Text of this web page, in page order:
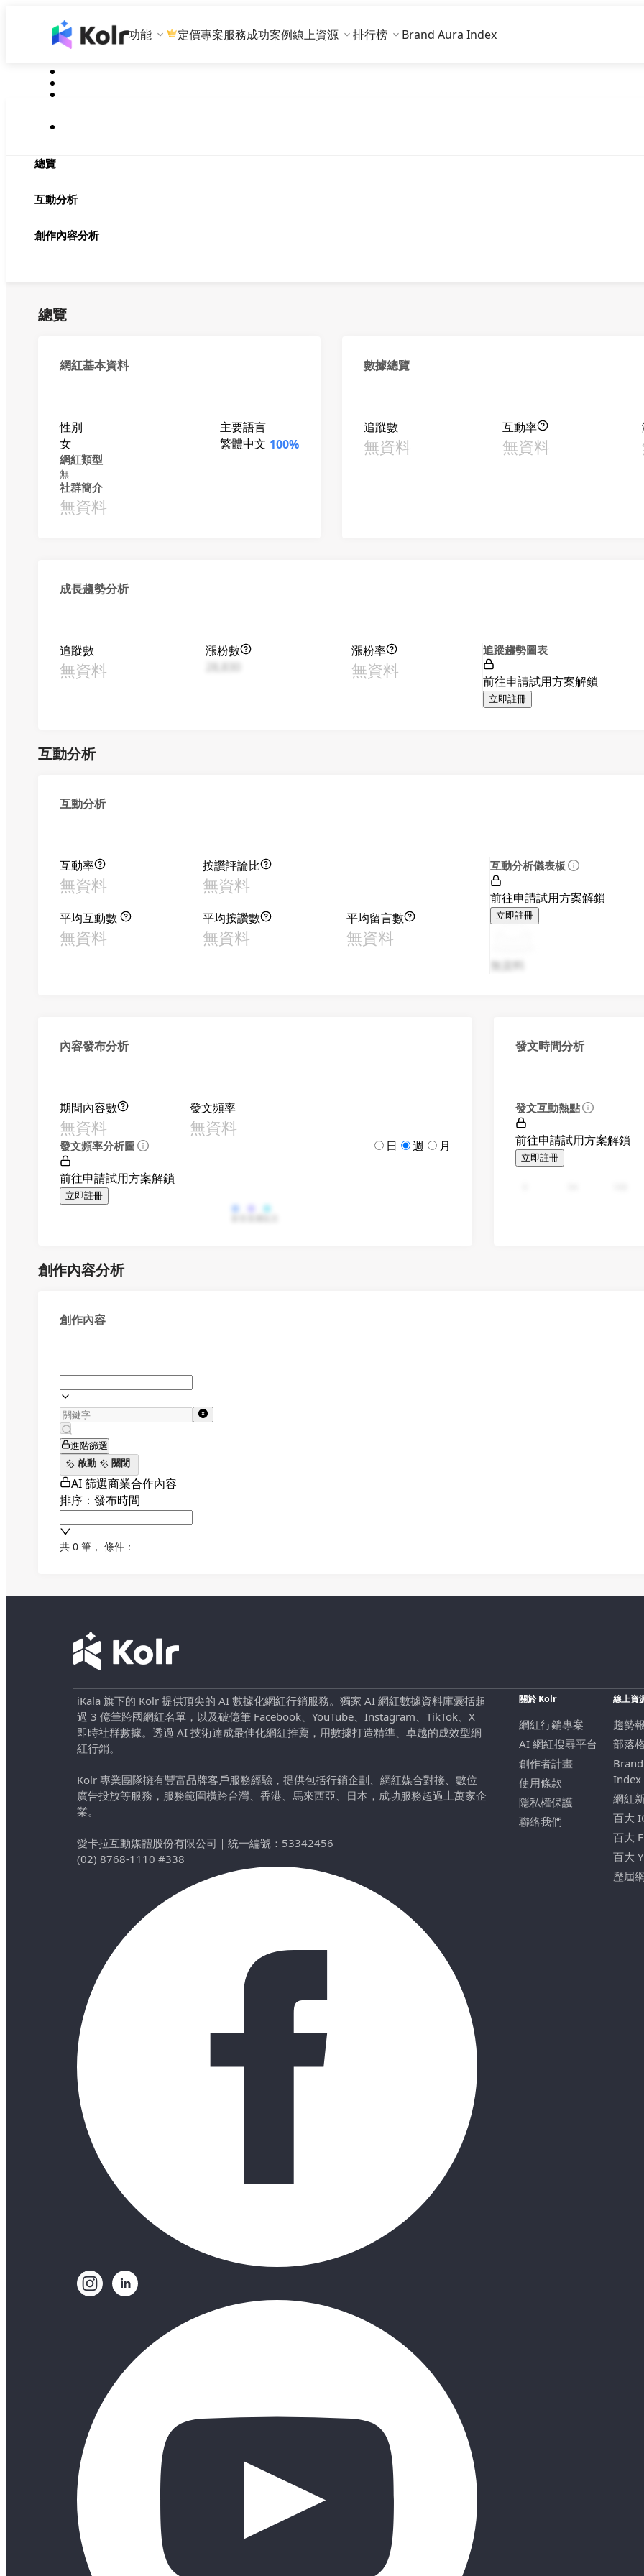
功能 定價專案服務成功案例線上資源 排行榜 Brand Aura Index
總覽
互動分析
創作內容分析
總覽
網紅基本資料
性別
女
主要語言
繁體中文 100%
網紅類型
無
社群簡介
無資料
數據總覽
追蹤數
無資料
互動率
無資料
成長趨勢分析
追蹤數
無資料
漲粉數
漲粉率
無資料
追蹤趨勢圖表
前往申請試用方案解鎖
立即註冊
互動分析
互動分析
互動率
無資料
按讚評論比
無資料
平均互動數
無資料
平均按讚數
無資料
平均留言數
無資料
互動分析儀表板
前往申請試用方案解鎖
立即註冊
無資料
內容發布分析
期間內容數
無資料
發文頻率
無資料
發文頻率分析圖 日 週 月
前往申請試用方案解鎖
立即註冊
發文時間分析
發文互動熱點
前往申請試用方案解鎖
立即註冊
創作內容分析
創作內容
進階篩選
啟動
關閉
AI 篩選商業合作內容
排序：發布時間
共 0 筆 ， 條件：
iKala 旗下的 Kolr 提供頂尖的 AI 數據化網紅行銷服務。獨家 AI 網紅數據資料庫囊括超
過 3 億筆跨國網紅名單，以及破億筆 Facebook、YouTube、Instagram、TikTok、X
即時社群數據。透過 AI 技術達成最佳化網紅推薦，用數據打造精準、卓越的成效型網
紅行銷。
Kolr 專業團隊擁有豐富品牌客戶服務經驗，提供包括行銷企劃、網紅媒合對接、數位
廣告投放等服務，服務範圍橫跨台灣、香港、馬來西亞、日本，成功服務超過上萬家企
業。
愛卡拉互動媒體股份有限公司 ｜ 統一編號：53342456
(02) 8768-1110 #338
關於 Kolr
網紅行銷專案
AI 網紅搜尋平台
創作者計畫
使用條款
隱私權保護
聯絡我們
線上資
趨勢
部落格
Index
網紅
百大
百大
百大
歷屆